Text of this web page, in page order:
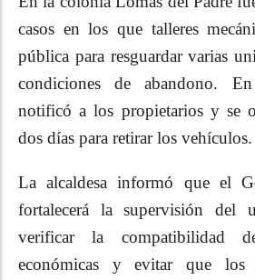
casos en los que talleres
pública para resguardar varias
condiciones de abandono.
notificó a los propietarios y se
dos días para retirar los vehículos.
La alcaldesa informó que el
fortalecerá la supervisión del
verificar la compatibilidad
económicas y evitar que los